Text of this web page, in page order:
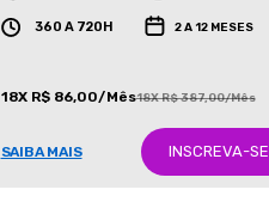
360 A 720H 2 A 12 MESES
18X R$ 86,00/Mês18X R$ 387,00/Mês
SAIBA MAIS INSCREVA-SE